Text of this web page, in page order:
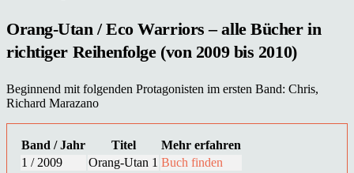
Orang-Utan / Eco Warriors – alle Bücher in
richtiger Reihenfolge (von 2009 bis 2010)
Beginnend mit folgenden Protagonisten im ersten Band: Chris,
Richard Marazano
Band / Jahr Titel
Mehr erfahren
1 / 2009
Orang-Utan 1 Buch finden